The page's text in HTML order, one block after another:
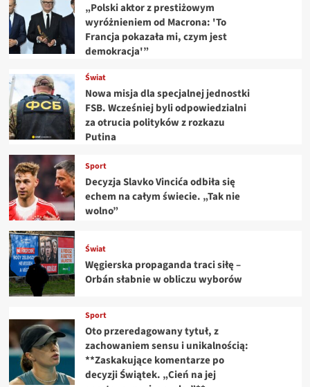
„Polski aktor z prestiżowym
wyróżnieniem od Macrona: 'To
Francja pokazała mi, czym jest
demokracja'”
Świat
Nowa misja dla specjalnej jednostki
FSB. Wcześniej byli odpowiedzialni
za otrucia polityków z rozkazu
Putina
Sport
Decyzja Slavko Vincića odbiła się
echem na całym świecie. „Tak nie
wolno”
Świat
Węgierska propaganda traci siłę –
Orbán słabnie w obliczu wyborów
Sport
Oto przeredagowany tytuł, z
zachowaniem sensu i unikalnością:
**Zaskakujące komentarze po
decyzji Świątek. „Cień na jej